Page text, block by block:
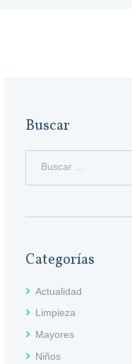
Buscar
Categorías
Actualidad
Limpieza
Mayores
Niños